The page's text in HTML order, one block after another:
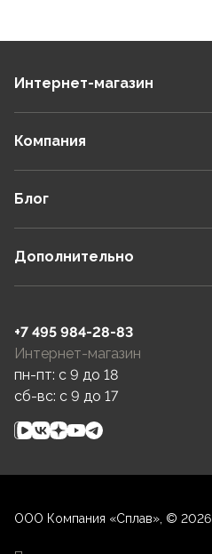
Интернет-магазин
Компания
Блог
Дополнительно
+7 495 984-28-83
Интернет-магазин
пн-пт: c 9 до 18
сб-вс: c 9 до 17
ООО Компания «Сплав», © 2026